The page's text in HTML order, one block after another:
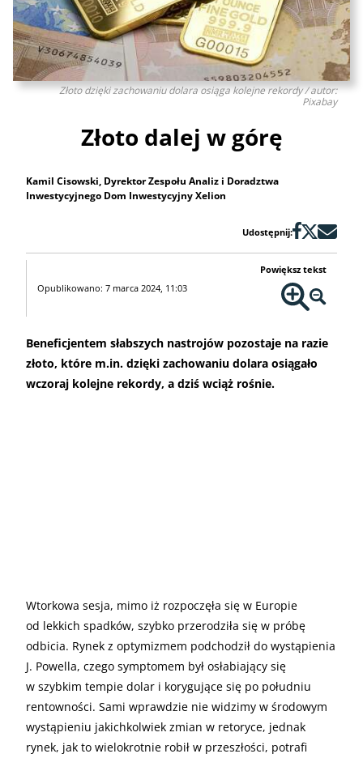
Złoto dzięki zachowaniu dolara osiąga kolejne rekordy / autor:
Pixabay
Złoto dalej w górę
Kamil Cisowski, Dyrektor Zespołu Analiz i Doradztwa
Inwestycyjnego Dom Inwestycyjny Xelion
Udostępnij:
Opublikowano: 7 marca 2024, 11:03
Powiększ tekst
Beneficjentem słabszych nastrojów pozostaje na razie
złoto, które m.in. dzięki zachowaniu dolara osiągało
wczoraj kolejne rekordy, a dziś wciąż rośnie.
Wtorkowa sesja, mimo iż rozpoczęła się w Europie
od lekkich spadków, szybko przerodziła się w próbę
odbicia. Rynek z optymizmem podchodził do wystąpienia
J. Powella, czego symptomem był osłabiający się
w szybkim tempie dolar i korygujące się po południu
rentowności. Sami wprawdzie nie widzimy w środowym
wystąpieniu jakichkolwiek zmian w retoryce, jednak
rynek, jak to wielokrotnie robił w przeszłości, potrafi